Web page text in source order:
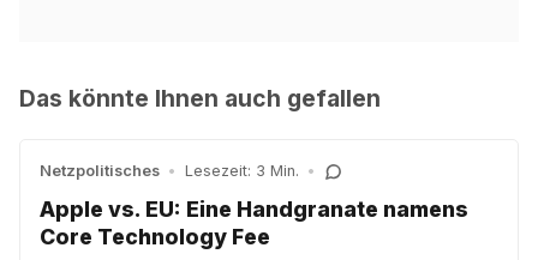
Das könnte Ihnen auch gefallen
Netzpolitisches • Lesezeit: 3 Min. •
Apple vs. EU: Eine Handgranate namens
Core Technology Fee